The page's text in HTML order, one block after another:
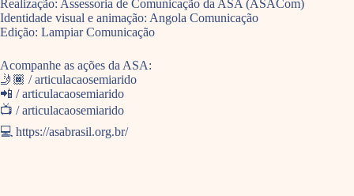
Realização: Assessoria de Comunicação da ASA (ASACom)
Identidade visual e animação: Angola Comunicação
Edição: Lampiar Comunicação
Acompanhe as ações da ASA:
🤳🏾 / articulacaosemiarido
📲 / articulacaosemiarido
📺 / articulacaosemiarido
💻 https://asabrasil.org.br/